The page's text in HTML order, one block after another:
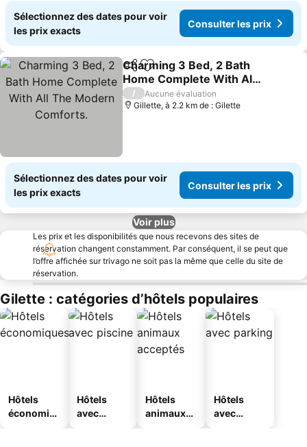
Sélectionnez des dates pour voir
les prix exacts
Consulter les prix
PartagerAjouter à mes favoris
Charming 3 Bed, 2 Bath
Home Complete With All
The Modern Comforts.
Consulter les prix
/
Aucune évaluation
Gillette, à 2.2 km de : Gilette
Sélectionnez des dates pour voir
les prix exacts
Consulter les prix
Voir plus
Les prix et les disponibilités que nous recevons des sites de
réservation changent constamment. Par conséquent, il se peut que
l’offre affichée sur trivago ne soit pas la même que celle du site de
réservation.
Gilette : catégories d’hôtels populaires
Hôtels
économiq
Hôtels
avec
Hôtels
animaux
Hôtels
avec